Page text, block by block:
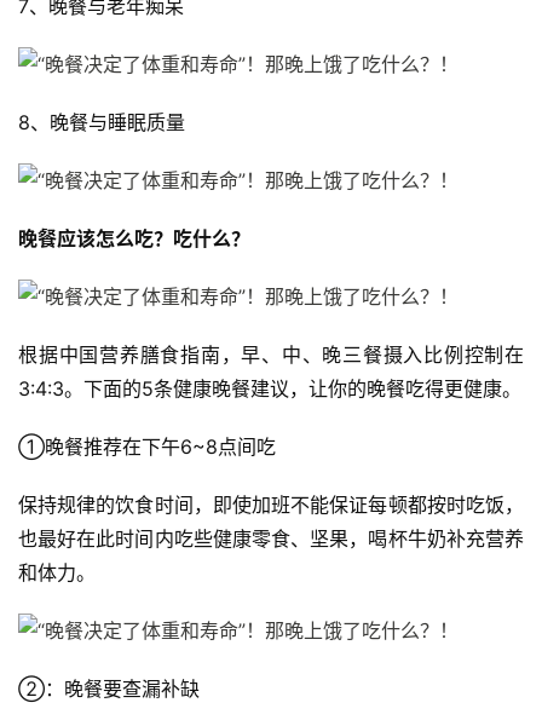
7、晚餐与老年痴呆
8、晚餐与睡眠质量
晚餐应该怎么吃？吃什么？
根据中国营养膳食指南，早、中、晚三餐摄入比例控制在
3:4:3。下面的5条健康晚餐建议，让你的晚餐吃得更健康。
①晚餐推荐在下午6~8点间吃
保持规律的饮食时间，即使加班不能保证每顿都按时吃饭，
也最好在此时间内吃些健康零食、坚果，喝杯牛奶补充营养
和体力。
②：晚餐要查漏补缺